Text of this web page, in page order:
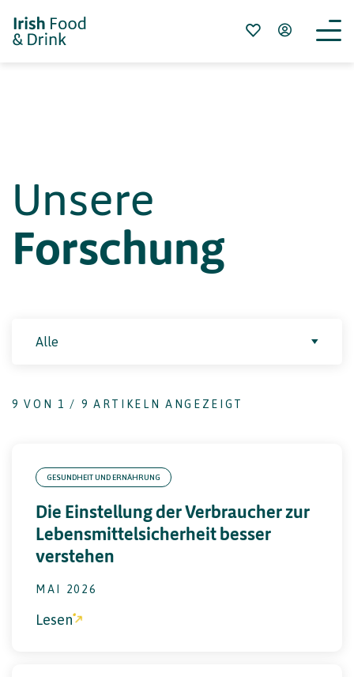
Unsere
Forschung
Alle
9 VON 1 / 9 ARTIKELN ANGEZEIGT
GESUNDHEIT UND ERNÄHRUNG
Die Einstellung der Verbraucher zur
Lebensmittelsicherheit besser
verstehen
MAI 2026
Lesen